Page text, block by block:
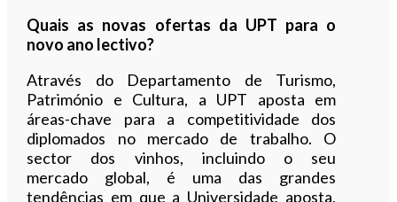
Quais as novas ofertas da UPT para o
novo ano lectivo?
Através do Departamento de Turismo,
Património e Cultura, a UPT aposta em
áreas-chave para a competitividade dos
diplomados no mercado de trabalho. O
sector dos vinhos, incluindo o seu
mercado global, é uma das grandes
tendências em que a Universidade aposta,